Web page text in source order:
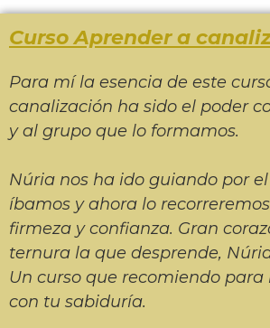
Curso Aprender a
Para mí la esencia de este
canalización ha sido el poder
y al grupo que lo formamos.
Núria nos ha ido guiando por
íbamos y ahora lo
firmeza y confianza. Gran
ternura la que desprende,
Un curso que recomiendo
con tu sabiduría.